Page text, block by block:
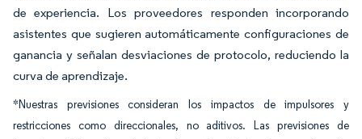
de experiencia. Los proveedores responden incorporando
asistentes que sugieren automáticamente configuraciones de
ganancia y señalan desviaciones de protocolo, reduciendo la
curva de aprendizaje.
*Nuestras previsiones consideran los impactos de impulsores y
restricciones como direccionales, no aditivos. Las previsiones de